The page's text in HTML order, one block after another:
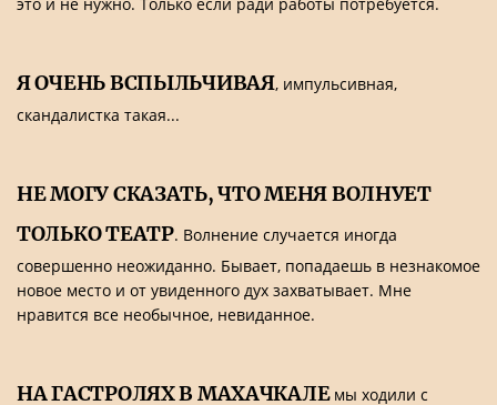
Я ОЧЕНЬ ВСПЫЛЬЧИВАЯ, импульсивная,
скандалистка такая...
НЕ МОГУ СКАЗАТЬ, ЧТО МЕНЯ ВОЛНУЕТ
ТОЛЬКО ТЕАТР. Волнение случается иногда
совершенно неожиданно. Бывает, попадаешь в незнакомое
новое место и от увиденного дух захватывает. Мне
нравится все необычное, невиданное.
НА ГАСТРОЛЯХ В МАХАЧКАЛЕмы ходили с